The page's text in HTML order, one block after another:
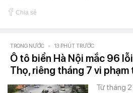
Chia sẻ
TRONG NƯỚC - 13 PHÚT TRƯỚC
Ô tô biển Hà Nội mắc 96
Thọ, riêng tháng 7 vi phạm
Từ tháng